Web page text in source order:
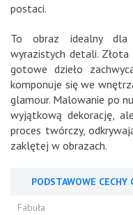
postaci.
To obraz idealny dla
wyrazistych detali. Złota
gotowe dzieło
komponuje się we
glamour. Malowanie po
wyjątkową dekorację,
proces twórczy,
zaklętej w obrazach.
PODSTAWOWE CECHY
Fabuła